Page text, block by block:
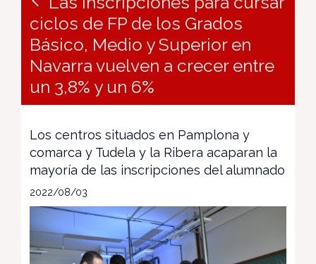
ciclos de FP de los Grados
Básico, Medio y Superior en
Navarra vuelven a crecer entre
un 3,8% y un 6%
Los centros situados en Pamplona y
comarca y Tudela y la Ribera acaparan la
mayoría de las inscripciones del alumnado
2022/08/03